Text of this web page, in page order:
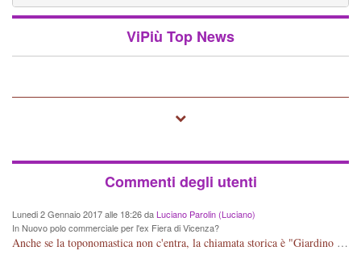
ViPiù Top News
Commenti degli utenti
Lunedi 2 Gennaio 2017 alle 18:26 daLuciano Parolin (Luciano)
In Nuovo polo commerciale per l'ex Fiera di Vicenza?
Anche se la toponomastica non c'entra, la chiamata storica è "Giardino Salvi". Dal 1907 circa Proprietà Comunale e pertanto a mio giudizio "storico" il nome potrebbe essere cambiato in Giardino Comunale Goffredo Parise. Se poi vogliono farne un IPER mercato di cineserie varie (come se non ce ne fossero a sufficienza) vuol dire che: Mala Tempora Currunt. E' solo questione di schei? Amen.